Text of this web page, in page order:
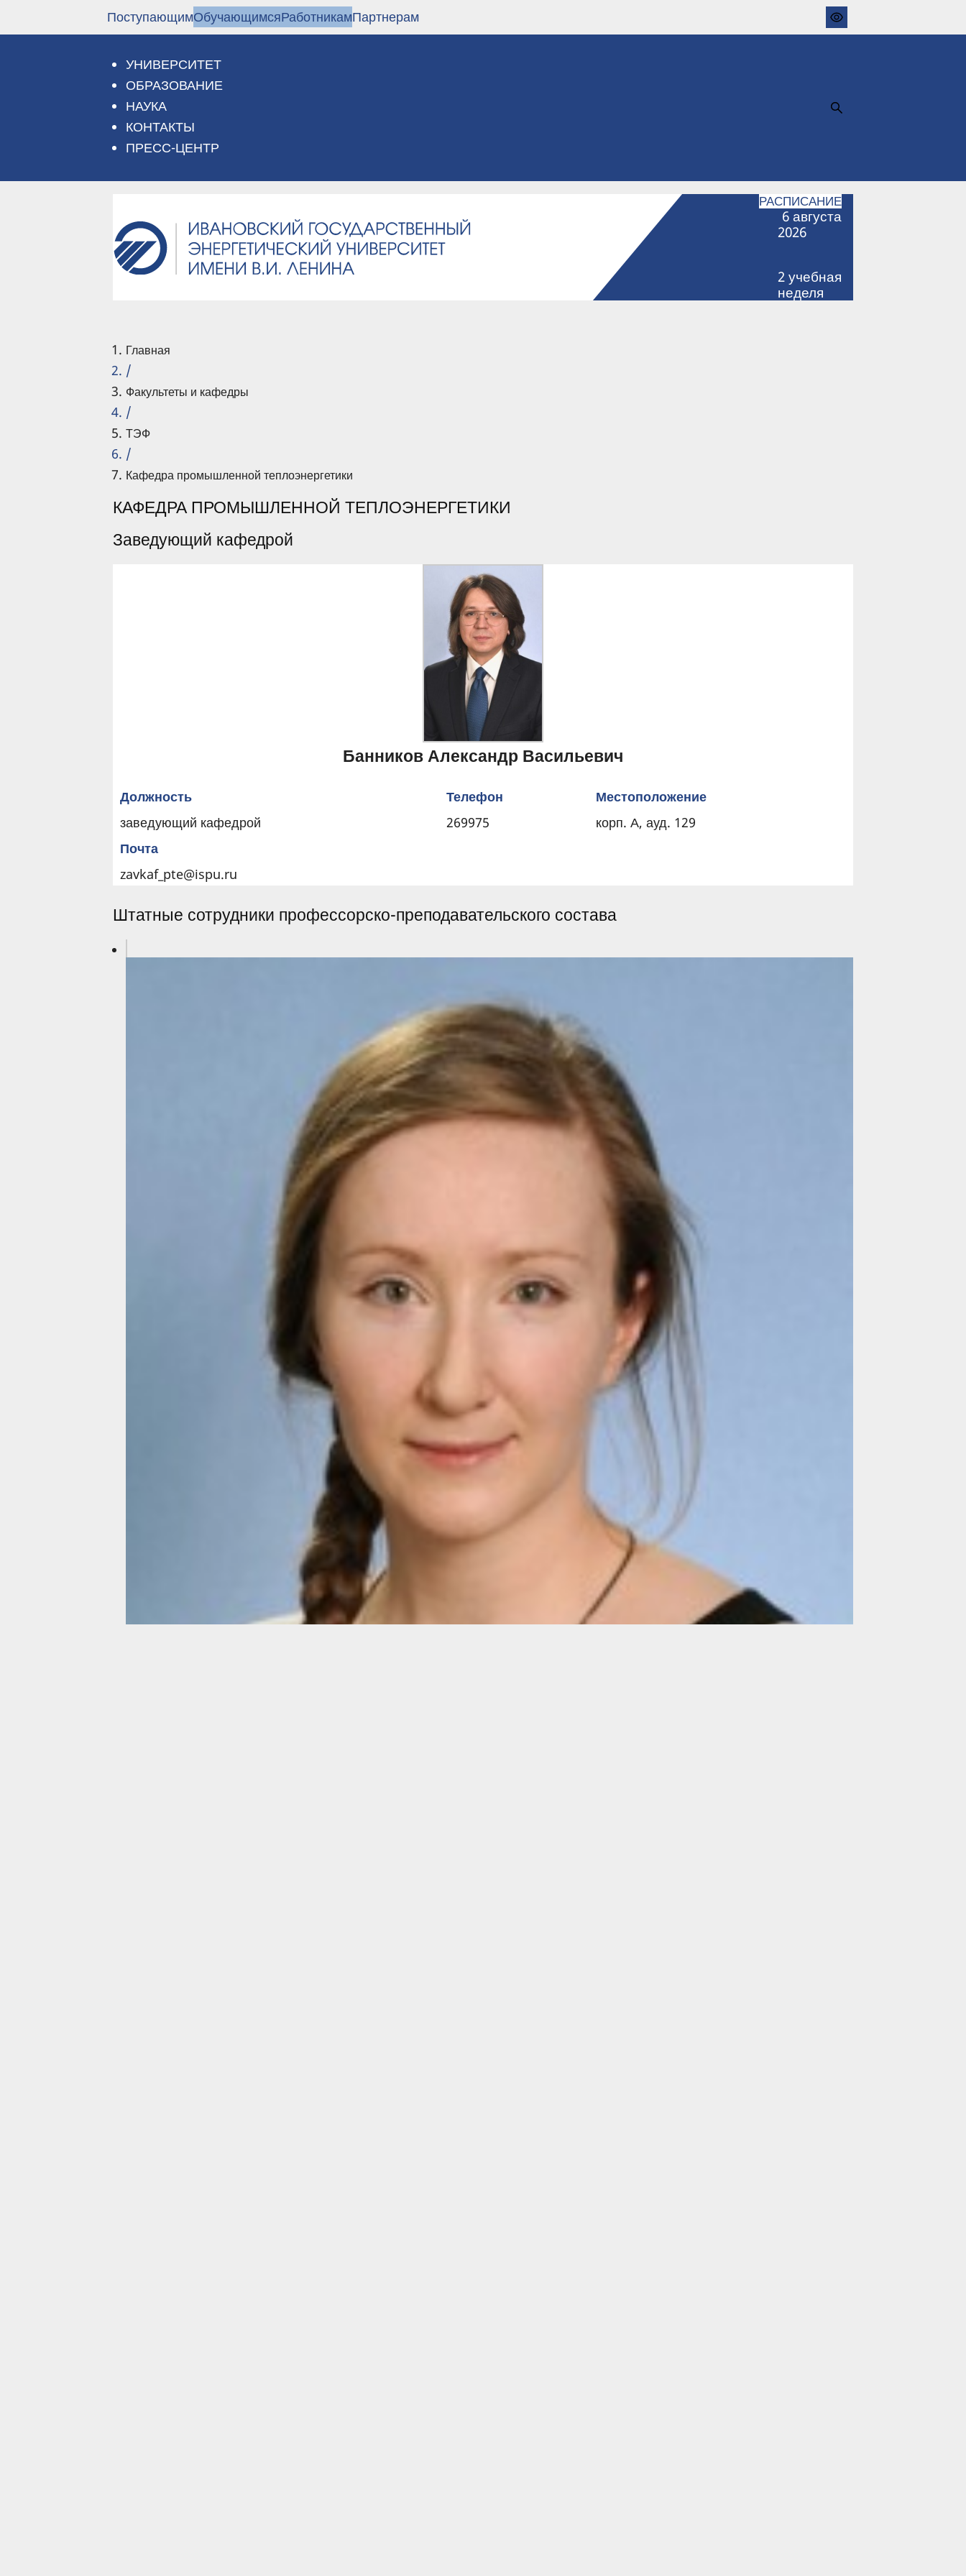
основному
ПоступающимОбучающимсяРаботникамПартнерам
УНИВЕРСИТЕТ
ОБРАЗОВАНИЕ
НАУКА
КОНТАКТЫ
ПРЕСС-ЦЕНТР
РАСПИСАНИЕ
6августа
2026
2учебная
неделя
Главная
/
Факультеты и кафедры
/
ТЭФ
/
Кафедра промышленной теплоэнергетики
КАФЕДРА ПРОМЫШЛЕННОЙ ТЕПЛОЭНЕРГЕТИКИ
Заведующий кафедрой
Банников Александр Васильевич
Должность Телефон
Местоположение
заведующий кафедрой
269975
корп. А, ауд. 129
Почта
zavkaf_pte@ispu.ru
Штатные сотрудники профессорско-преподавательского состава